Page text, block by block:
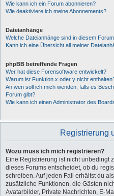
Wie kann ich ein Forum abonnieren?
Wie deaktiviere ich meine Abonnements?
Dateianhänge
Welche Dateianhänge sind in diesem
Kann ich eine Übersicht all meiner
phpBB betreffende Fragen
Wer hat diese Forensoftware entwickelt?
Warum ist Funktion x oder y nicht
An wen soll ich mich wenden, falls es
Forum gibt?
Wie kann ich einen Administrator des
Registrierung
Wozu muss ich mich registrieren?
Eine Registrierung ist nicht unbedingt
dieses Forums entscheidet, ob du
schreiben. Auf jeden Fall erhältst du
zusätzliche Funktionen, die Gästen
Avatarbilder, Private Nachrichten, E-